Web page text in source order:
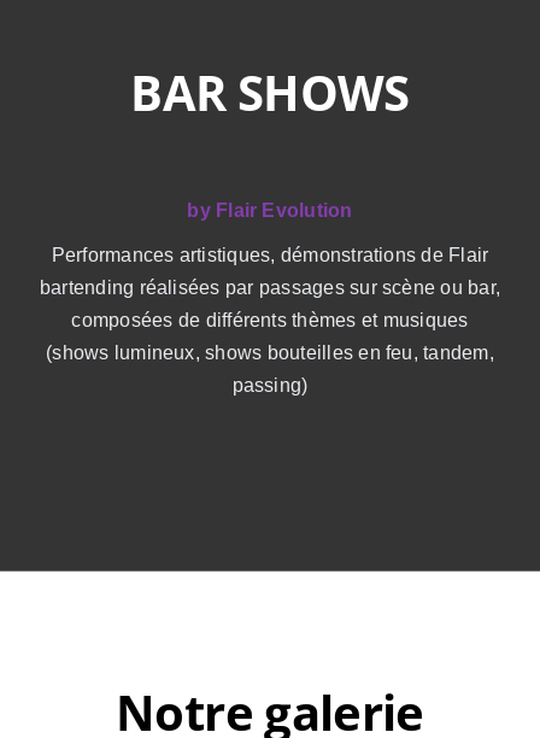
BAR SHOWS
by Flair Evolution
Performances artistiques, démonstrations de Flair
bartending réalisées par passages sur scène ou bar,
composées de différents thèmes et musiques
(shows lumineux, shows bouteilles en feu, tandem,
passing)
Notre galerie